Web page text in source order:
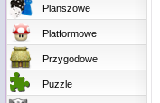
Planszowe
Platformowe
Przygodowe
Puzzle